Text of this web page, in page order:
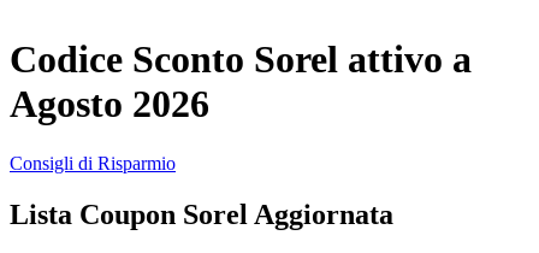
YOOX
ITA Airways
Vacanze e
Hotel
Cosmetici e
Codice Sconto Sorel attivo a
Agosto 2026
Consigli di Risparmio
Lista Coupon Sorel Aggiornata